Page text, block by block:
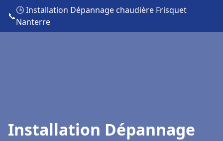
📞
🕒 Installation Dépannage chaudière Frisquet
Nanterre
Installation Dépannage